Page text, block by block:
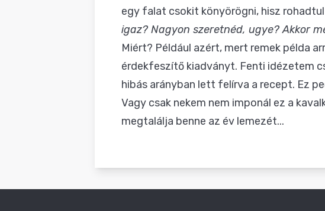
egy falat csokit könyörögni, hisz
igaz? Nagyon szeretnéd, ugye? Akkor
Miért? Például azért, mert remek példa
érdekfeszítő kiadványt. Fenti idézetem
hibás arányban lett felírva a recept. Ez
Vagy csak nekem nem imponál ez a
megtalálja benne az év lemezét...